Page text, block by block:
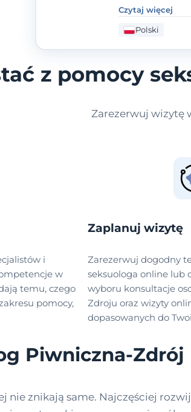
zaczęła się od
uważności,
nauczycielki,
mogę obiecać,
Czytaj więcej
Polski
z pomocy
Zarezerwuj wizytę
i
w
temu, czego
pomocy,
Zaplanuj wizytę
Zarezerwuj dogodny
seksuologa online lub
wyboru konsultacje
Zdroju oraz wizyty
dopasowanych do
Piwniczna-Zdrój
nie znikają same. Najczęściej